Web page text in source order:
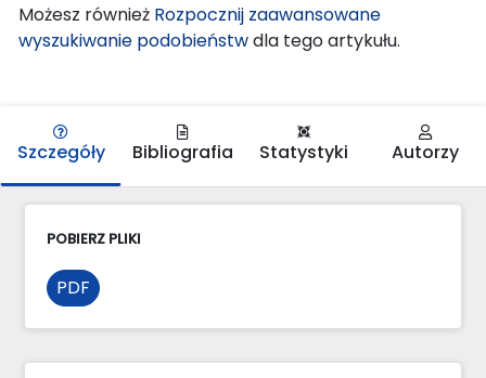
Możesz również Rozpocznij zaawansowane
wyszukiwanie podobieństwdla tego artykułu.
Szczegóły Bibliografia Statystyki Autorzy
POBIERZ PLIKI
PDF